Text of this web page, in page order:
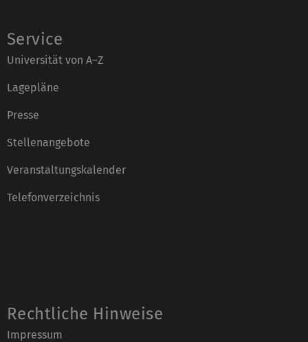
Service
Universität von A–Z
Lagepläne
Presse
Stellenangebote
Veranstaltungskalender
Telefonverzeichnis
Rechtliche Hinweise
Impressum